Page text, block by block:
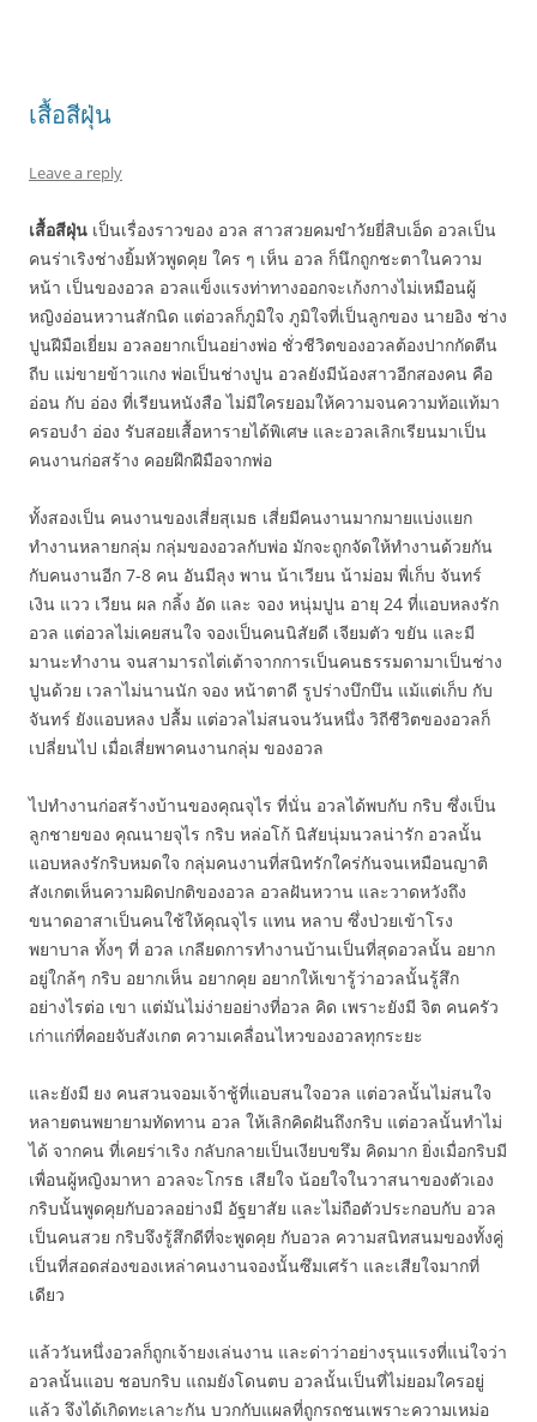
เสื้อสีฝุ่น
Leave a reply
เสื้อสีฝุ่น เป็นเรื่องราวของ อวล สาวสวยคมขำวัยยี่สิบเอ็ด อวลเป็น
คนร่าเริงช่างยิ้มหัวพูดคุย ใคร ๆ เห็น อวล ก็นึกถูกชะตาในความ
หน้า เป็นของอวล อวลแข็งแรงท่าทางออกจะเก้งกางไม่เหมือนผู้
หญิงอ่อนหวานสักนิด แต่อวลก็ภูมิใจ ภูมิใจที่เป็นลูกของ นายอิง ช่าง
ปูนฝีมือเยี่ยม อวลอยากเป็นอย่างพ่อ ชั่วชีวิตของอวลต้องปากกัดตีน
ถีบ แม่ขายข้าวแกง พ่อเป็นช่างปูน อวลยังมีน้องสาวอีกสองคน คือ
อ่อน กับ อ่อง ที่เรียนหนังสือ ไม่มีใครยอมให้ความจนความท้อแท้มา
ครอบงำ อ่อง รับสอยเสื้อหารายได้พิเศษ และอวลเลิกเรียนมาเป็น
คนงานก่อสร้าง คอยฝึกฝีมือจากพ่อ
ทั้งสองเป็น คนงานของเสี่ยสุเมธ เสี่ยมีคนงานมากมายแบ่งแยก
ทำงานหลายกลุ่ม กลุ่มของอวลกับพ่อ มักจะถูกจัดให้ทำงานด้วยกัน
กับคนงานอีก 7-8 คน อันมีลุง พาน น้าเวียน น้าม่อม พี่เก็บ จันทร์
เงิน แวว เวียน ผล กลิ้ง อัด และ จอง หนุ่มปูน อายุ 24 ที่แอบหลงรัก
อวล แต่อวลไม่เคยสนใจ จองเป็นคนนิสัยดี เจียมตัว ขยัน และมี
มานะทำงาน จนสามารถไต่เต้าจากการเป็นคนธรรมดามาเป็นช่าง
ปูนด้วย เวลาไม่นานนัก จอง หน้าตาดี รูปร่างบึกบึน แม้แต่เก็บ กับ
จันทร์ ยังแอบหลง ปลื้ม แต่อวลไม่สนจนวันหนึ่ง วิถีชีวิตของอวลก็
เปลี่ยนไป เมื่อเสี่ยพาคนงานกลุ่ม ของอวล
ไปทำงานก่อสร้างบ้านของคุณจุไร ที่นั่น อวลได้พบกับ กริบ ซึ่งเป็น
ลูกชายของ คุณนายจุไร กริบ หล่อโก้ นิสัยนุ่มนวลน่ารัก อวลนั้น
แอบหลงรักริบหมดใจ กลุ่มคนงานที่สนิทรักใคร่กันจนเหมือนญาติ
สังเกตเห็นความผิดปกติของอวล อวลฝันหวาน และวาดหวังถึง
ขนาดอาสาเป็นคนใช้ให้คุณจุไร แทน หลาบ ซึ่งป่วยเข้าโรง
พยาบาล ทั้งๆ ที่ อวล เกลียดการทำงานบ้านเป็นที่สุดอวลนั้น อยาก
อยู่ใกล้ๆ กริบ อยากเห็น อยากคุย อยากให้เขารู้ว่าอวลนั้นรู้สึก
อย่างไรต่อ เขา แต่มันไม่ง่ายอย่างที่อวล คิด เพราะยังมี จิต คนครัว
เก่าแก่ที่คอยจับสังเกต ความเคลื่อนไหวของอวลทุกระยะ
และยังมี ยง คนสวนจอมเจ้าชู้ที่แอบสนใจอวล แต่อวลนั้นไม่สนใจ
หลายตนพยายามทัดทาน อวล ให้เลิกคิดฝันถึงกริบ แต่อวลนั้นทำไม่
ได้ จากคน ที่เคยร่าเริง กลับกลายเป็นเงียบขรึม คิดมาก ยิ่งเมื่อกริบมี
เพื่อนผู้หญิงมาหา อวลจะโกรธ เสียใจ น้อยใจในวาสนาของตัวเอง
กริบนั้นพูดคุยกับอวลอย่างมี อัฐยาสัย และไม่ถือตัวประกอบกับ อวล
เป็นคนสวย กริบจึงรู้สึกดีที่จะพูดคุย กับอวล ความสนิทสนมของทั้งคู่
เป็นที่สอดส่องของเหล่าคนงานจองนั้นซึมเศร้า และเสียใจมากที่
เดียว
แล้ววันหนึ่งอวลก็ถูกเจ้ายงเล่นงาน และด่าว่าอย่างรุนแรงที่แน่ใจว่า
อวลนั้นแอบ ชอบกริบ แถมยังโดนตบ อวลนั้นเป็นที่ไม่ยอมใครอยู่
แล้ว จึงได้เกิดทะเลาะกัน บวกกับแผลที่ถูกรถชนเพราะความเหม่อ